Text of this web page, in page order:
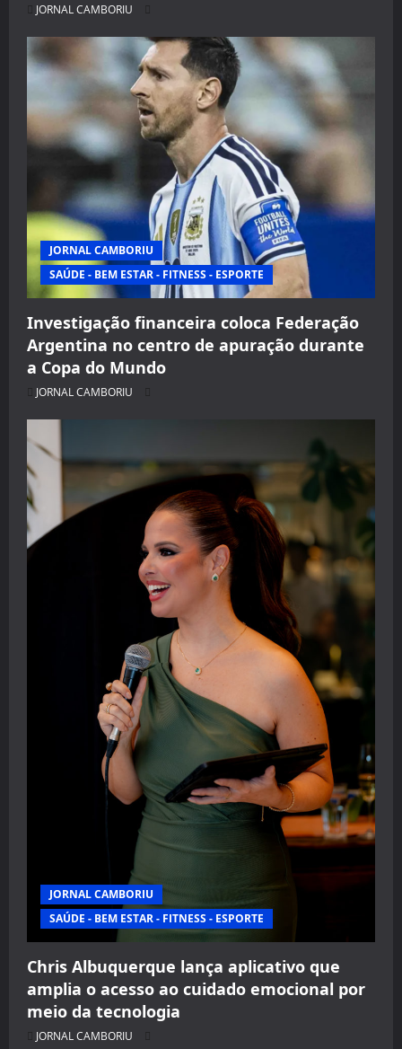
JORNAL CAMBORIU
JORNAL CAMBORIU
SAÚDE - BEM ESTAR - FITNESS - ESPORTE
Investigação financeira coloca Federação
Argentina no centro de apuração durante
a Copa do Mundo
JORNAL CAMBORIU
JORNAL CAMBORIU
SAÚDE - BEM ESTAR - FITNESS - ESPORTE
Chris Albuquerque lança aplicativo que
amplia o acesso ao cuidado emocional por
meio da tecnologia
JORNAL CAMBORIU